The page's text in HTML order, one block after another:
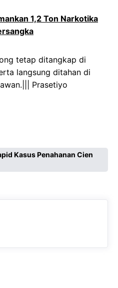
1,2 Ton Narkotika
tetap ditangkap di
langsung ditahan di
Prasetiyo
Kasus Penahanan Cien